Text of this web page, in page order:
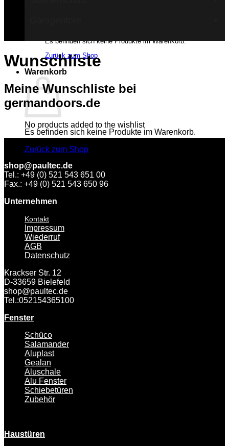
Es befinden sich keine Produkte im Warenkorb.
Zurück zum Shop
Warenkorb
Es befinden sich keine Produkte im Warenkorb.
Zurück zum Shop
Wunschliste
Meine Wunschliste bei
germandoors.de
No products added to the wishlist
shop@paultec.de
Tel.: +49 (0) 521 543 651 00
Fax.: +49 (0) 521 543 650 96
Unternehmen
Kontakt
Impressum
Wiederruf
AGB
Datenschutz
Krackser Str. 12
D-33659 Bielefeld
shop@paultec.de
Tel.:052154365100
Fenster
Schüco
Salamander
Aluplast
Gealan
Aluschale
Alu Fenster
Schiebetüren
Zubehör
Haustüren